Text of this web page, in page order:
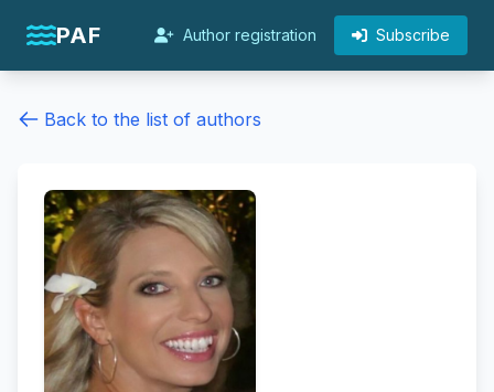
PAF Author registration Subscribe
Back to the list of authors